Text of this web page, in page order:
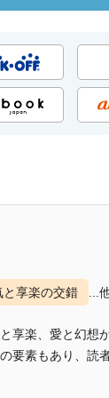
と享楽の交錯 ...
享楽、愛と幻想
要素もあり、読